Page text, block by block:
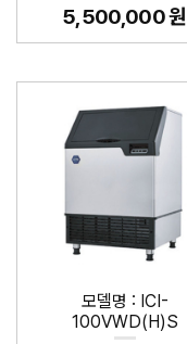
5,500,000 원
모델명 : ICI-
100VWD(H)S